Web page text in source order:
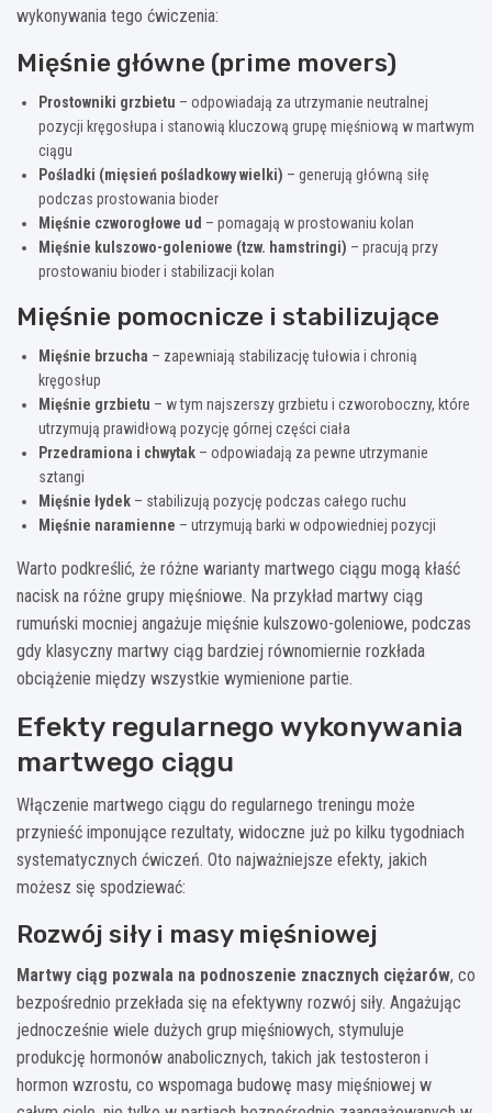
wykonywania tego ćwiczenia:
Mięśnie główne (prime movers)
Prostowniki grzbietu – odpowiadają za utrzymanie neutralnej
pozycji kręgosłupa i stanowią kluczową grupę mięśniową w martwym
ciągu
Pośladki (mięsień pośladkowy wielki) – generują główną siłę
podczas prostowania bioder
Mięśnie czworogłowe ud – pomagają w prostowaniu kolan
Mięśnie kulszowo-goleniowe (tzw. hamstringi) – pracują przy
prostowaniu bioder i stabilizacji kolan
Mięśnie pomocnicze i stabilizujące
Mięśnie brzucha – zapewniają stabilizację tułowia i chronią
kręgosłup
Mięśnie grzbietu – w tym najszerszy grzbietu i czworoboczny, które
utrzymują prawidłową pozycję górnej części ciała
Przedramiona i chwytak – odpowiadają za pewne utrzymanie
sztangi
Mięśnie łydek – stabilizują pozycję podczas całego ruchu
Mięśnie naramienne – utrzymują barki w odpowiedniej pozycji
Warto podkreślić, że różne warianty martwego ciągu mogą kłaść
nacisk na różne grupy mięśniowe. Na przykład martwy ciąg
rumuński mocniej angażuje mięśnie kulszowo-goleniowe, podczas
gdy klasyczny martwy ciąg bardziej równomiernie rozkłada
obciążenie między wszystkie wymienione partie.
Efekty regularnego wykonywania
martwego ciągu
Włączenie martwego ciągu do regularnego treningu może
przynieść imponujące rezultaty, widoczne już po kilku tygodniach
systematycznych ćwiczeń. Oto najważniejsze efekty, jakich
możesz się spodziewać:
Rozwój siły i masy mięśniowej
Martwy ciąg pozwala na podnoszenie znacznych ciężarów, co
bezpośrednio przekłada się na efektywny rozwój siły. Angażując
jednocześnie wiele dużych grup mięśniowych, stymuluje
produkcję hormonów anabolicznych, takich jak testosteron i
hormon wzrostu, co wspomaga budowę masy mięśniowej w